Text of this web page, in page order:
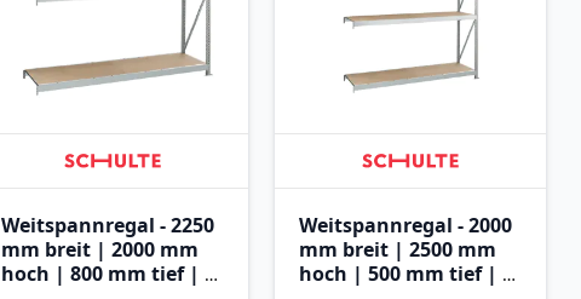
Weitspannregal - 2250
mm breit | 2000 mm
hoch | 800 mm tief | 3
Weitspannregal - 2000
mm breit | 2500 mm
hoch | 500 mm tief | 4